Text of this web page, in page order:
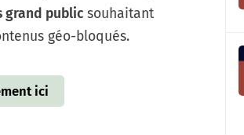
grand public souhaitant
géo-bloqués.
ici